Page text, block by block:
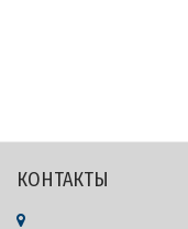
КОНТАКТЫ